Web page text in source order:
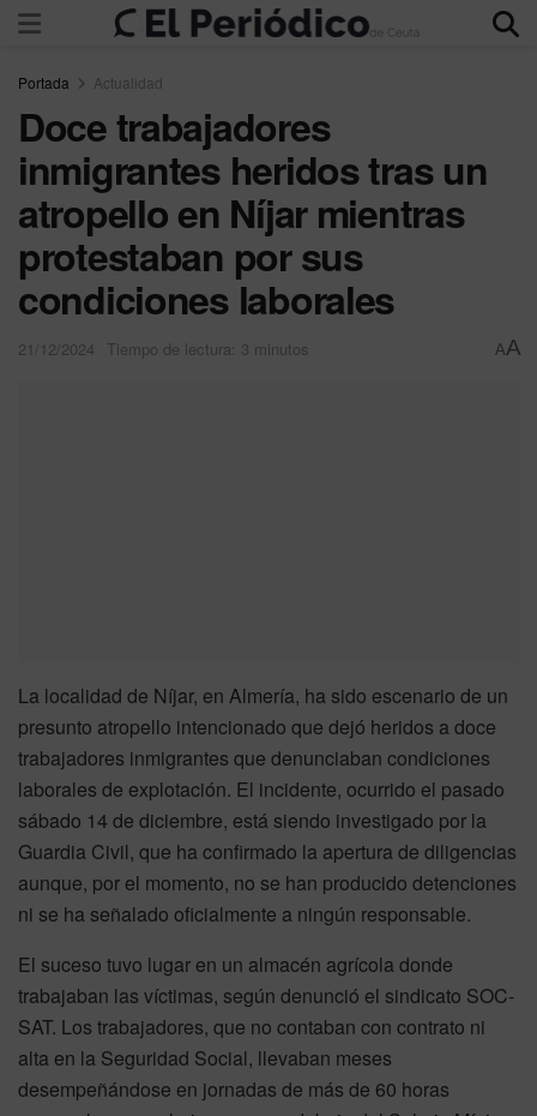
Portada Actualidad
Doce trabajadores
inmigrantes heridos tras un
atropello en Níjar mientras
protestaban por sus
condiciones laborales
21/12/2024 Tiempo de lectura: 3 minutos AA
La localidad de Níjar, en Almería, ha sido escenario de un
presunto atropello intencionado que dejó heridos a doce
trabajadores inmigrantes que denunciaban condiciones
laborales de explotación. El incidente, ocurrido el pasado
sábado 14 de diciembre, está siendo investigado por la
Guardia Civil, que ha confirmado la apertura de diligencias
aunque, por el momento, no se han producido detenciones
ni se ha señalado oficialmente a ningún responsable.
El suceso tuvo lugar en un almacén agrícola donde
trabajaban las víctimas, según denunció el sindicato SOC-
SAT. Los trabajadores, que no contaban con contrato ni
alta en la Seguridad Social, llevaban meses
desempeñándose en jornadas de más de 60 horas